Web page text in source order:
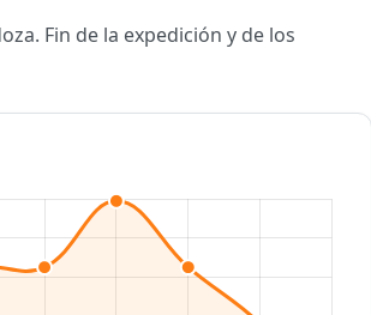
Fin de la expedición y de los